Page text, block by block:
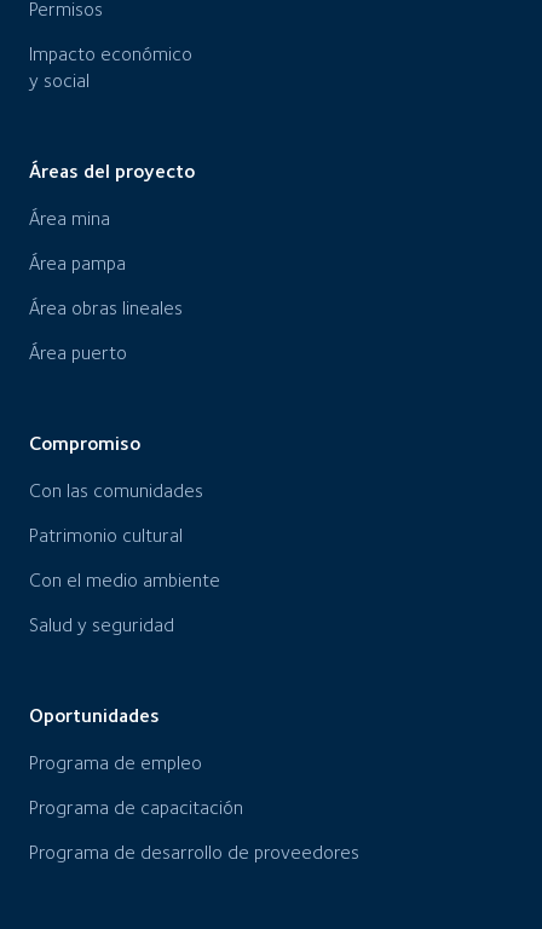
Permisos
Impacto económico
y social
Áreas del proyecto
Área mina
Área pampa
Área obras lineales
Área puerto
Compromiso
Con las comunidades
Patrimonio cultural
Con el medio ambiente
Salud y seguridad
Oportunidades
Programa de empleo
Programa de capacitación
Programa de desarrollo de proveedores